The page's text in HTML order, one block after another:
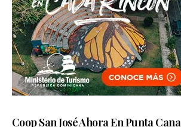
Coop San José Ahora En Punta Cana